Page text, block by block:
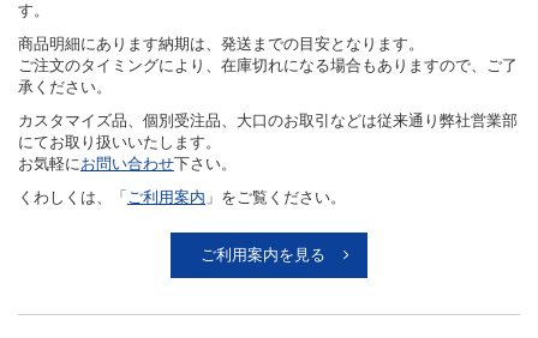
す。
商品明細にあります納期は、発送までの目安となります。
ご注文のタイミングにより、在庫切れになる場合もありますので、ご了
承ください。
カスタマイズ品、個別受注品、大口のお取引などは従来通り弊社営業部
にてお取り扱いいたします。
お気軽にお問い合わせ下さい。
くわしくは、「 ご利用案内 」をご覧ください。
ご利用案内を見る